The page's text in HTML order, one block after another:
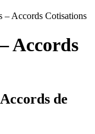
– Accords Cotisations
Accords
de